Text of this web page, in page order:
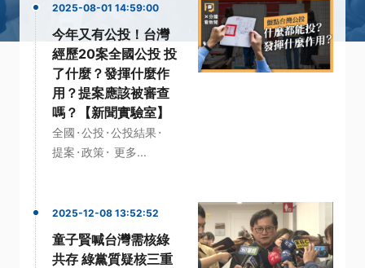
2025-08-01 14:59:00
今年又有公投！台灣
經歷20案全國公投 投
了什麼？發揮什麼作
用？提案應該被審查
嗎？【新聞實驗室】
全國 ·公投 ·公投結果 ·
提案 ·政策 · 更多...
2025-12-08 13:52:52
童子賢喊台灣需核綠
共存 綠黨質疑核三重